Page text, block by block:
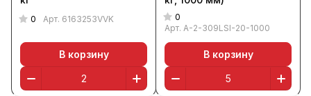
0 Арт. 6163253VVK
В корзину
0
Арт. A-2-309LSI-20-1000
В корзину